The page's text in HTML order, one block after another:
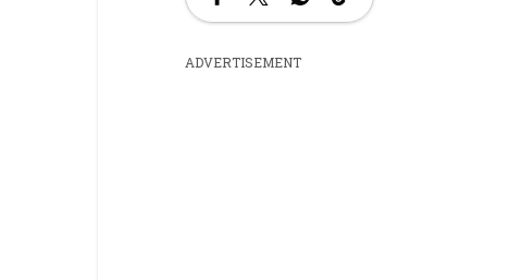
ADVERTISEMENT